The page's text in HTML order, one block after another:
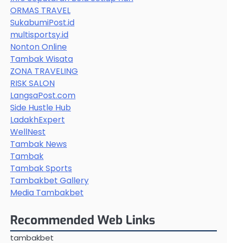
ORMAS TRAVEL
SukabumiPost.id
multisportsy.id
Nonton Online
Tambak Wisata
ZONA TRAVELING
RISK SALON
LangsaPost.com
Side Hustle Hub
LadakhExpert
WellNest
Tambak News
Tambak
Tambak Sports
Tambakbet Gallery
Media Tambakbet
Recommended Web Links
tambakbet